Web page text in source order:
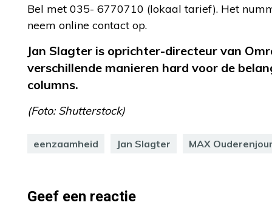
Bel met 035- 6770710 (lokaal tarief). Het
neem online contact op.
Jan Slagter is oprichter-directeur van
verschillende manieren hard voor de
columns.
(Foto: Shutterstock)
eenzaamheid Jan Slagter MAX
Geef een reactie